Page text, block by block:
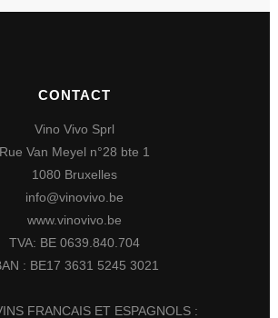
CONTACT
Vino Vivo Sprl
Rue Van Meyel n°28 bte 1
1080 Bruxelles
info@vinovivo.be
www.vinovivo.be
TVA: BE 0639.840.704
: BE17 3631 5245 3021
FRANCAIS ET ESPAGNOLS :